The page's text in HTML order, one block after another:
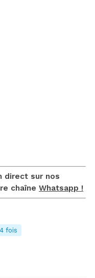
direct sur nos
chaîne Whatsapp !
fois